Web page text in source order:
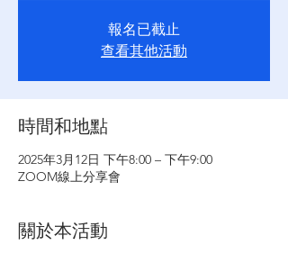
報名已截止
查看其他活動
時間和地點
2025年3月12日 下午8:00 – 下午9:00
ZOOM線上分享會
關於本活動